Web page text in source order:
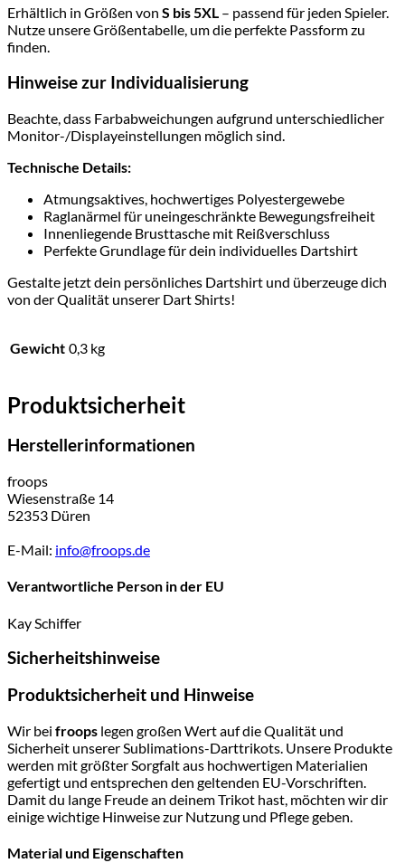
Erhältlich in Größen von S bis 5XL – passend für jeden Spieler.
Nutze unsere Größentabelle, um die perfekte Passform zu
finden.
Hinweise zur Individualisierung
Beachte, dass Farbabweichungen aufgrund unterschiedlicher
Monitor-/Displayeinstellungen möglich sind.
Technische Details:
Atmungsaktives, hochwertiges Polyestergewebe
Raglanärmel für uneingeschränkte Bewegungsfreiheit
Innenliegende Brusttasche mit Reißverschluss
Perfekte Grundlage für dein individuelles Dartshirt
Gestalte jetzt dein persönliches Dartshirt und überzeuge dich
von der Qualität unserer Dart Shirts!
Gewicht 0,3 kg
Produktsicherheit
Herstellerinformationen
froops
Wiesenstraße 14
52353 Düren
E-Mail: info@froops.de
Verantwortliche Person in der EU
Kay Schiffer
Sicherheitshinweise
Produktsicherheit und Hinweise
Wir bei froops legen großen Wert auf die Qualität und
Sicherheit unserer Sublimations-Darttrikots. Unsere Produkte
werden mit größter Sorgfalt aus hochwertigen Materialien
gefertigt und entsprechen den geltenden EU-Vorschriften.
Damit du lange Freude an deinem Trikot hast, möchten wir dir
einige wichtige Hinweise zur Nutzung und Pflege geben.
Material und Eigenschaften